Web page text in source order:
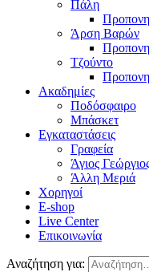
Πάλη
Άρση Βαρών
Τζούντο
Ακαδημίες
Ποδόσφαιρο
Μπάσκετ
Εγκαταστάσεις
Γραφεία
Άγιος
Άλλη Μεριά
Χορηγοί
E-shop
Live Center
Επικοινωνία
Αναζήτηση για: